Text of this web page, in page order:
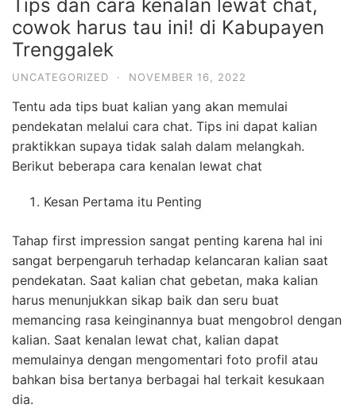
Tips dan cara kenalan lewat chat,
cowok harus tau ini! di Kabupayen
Trenggalek
UNCATEGORIZED · NOVEMBER 16, 2022
Tentu ada tips buat kalian yang akan memulai
pendekatan melalui cara chat. Tips ini dapat kalian
praktikkan supaya tidak salah dalam melangkah.
Berikut beberapa cara kenalan lewat chat
Kesan Pertama itu Penting
Tahap first impression sangat penting karena hal ini
sangat berpengaruh terhadap kelancaran kalian saat
pendekatan. Saat kalian chat gebetan, maka kalian
harus menunjukkan sikap baik dan seru buat
memancing rasa keinginannya buat mengobrol dengan
kalian. Saat kenalan lewat chat, kalian dapat
memulainya dengan mengomentari foto profil atau
bahkan bisa bertanya berbagai hal terkait kesukaan
dia.